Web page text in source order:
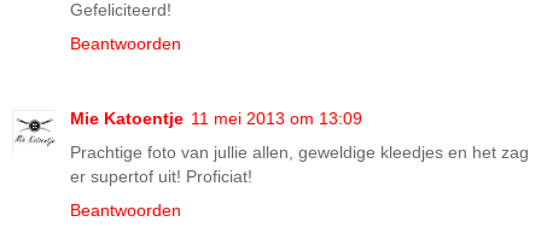
Gefeliciteerd!
Beantwoorden
Mie Katoentje 11 mei 2013 om 13:09
Prachtige foto van jullie allen, geweldige kleedjes en het zag
er supertof uit! Proficiat!
Beantwoorden